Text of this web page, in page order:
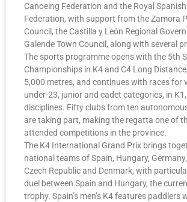
Canoeing Federation and the Royal
Federation, with support from the Zamora
Council, the Castilla y León Regional
Galende Town Council, along with several
The sports programme opens with the 5th
Championships in K4 and C4 Long
5,000 metres, and continues with races for
under-23, junior and cadet categories, in
disciplines. Fifty clubs from ten
are taking part, making the regatta one of
attended competitions in the province.
The K4 International Grand Prix brings
national teams of Spain, Hungary,
Czech Republic and Denmark, with
duel between Spain and Hungary, the
trophy. Spain’s men’s K4 features paddlers